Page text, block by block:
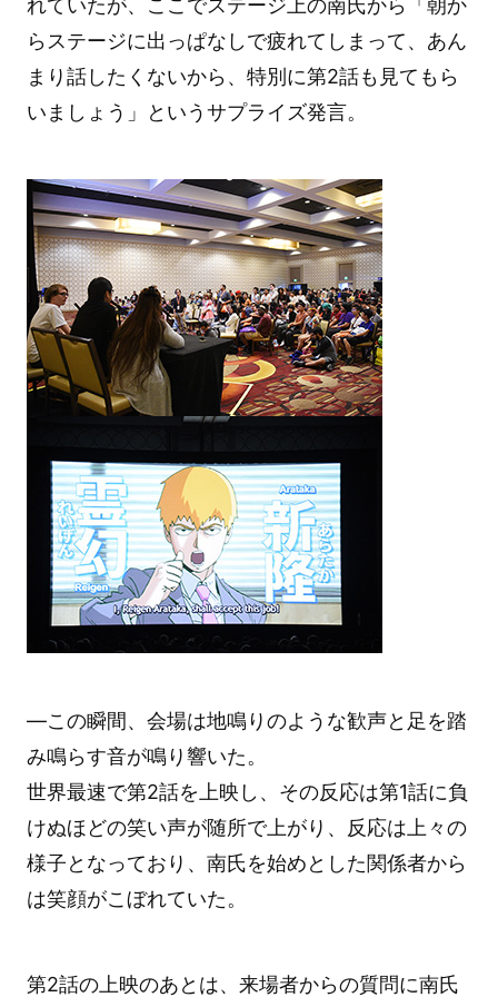
らステージに出っぱなしで疲れてしまって、あん
まり話したくないから、特別に第2話も見てもら
いましょう」というサプライズ発言。
―この瞬間、会場は地鳴りのような歓声と足を踏
み鳴らす音が鳴り響いた。
世界最速で第2話を上映し、その反応は第1話に負
けぬほどの笑い声が随所で上がり、反応は上々の
様子となっており、南氏を始めとした関係者から
は笑顔がこぼれていた。
第2話の上映のあとは、来場者からの質問に南氏